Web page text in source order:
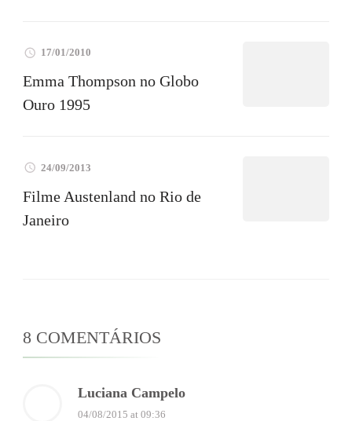
17/01/2010
Emma Thompson no Globo
Ouro 1995
24/09/2013
Filme Austenland no Rio de
Janeiro
8 COMENTÁRIOS
Luciana Campelo
04/08/2015 at 09:36